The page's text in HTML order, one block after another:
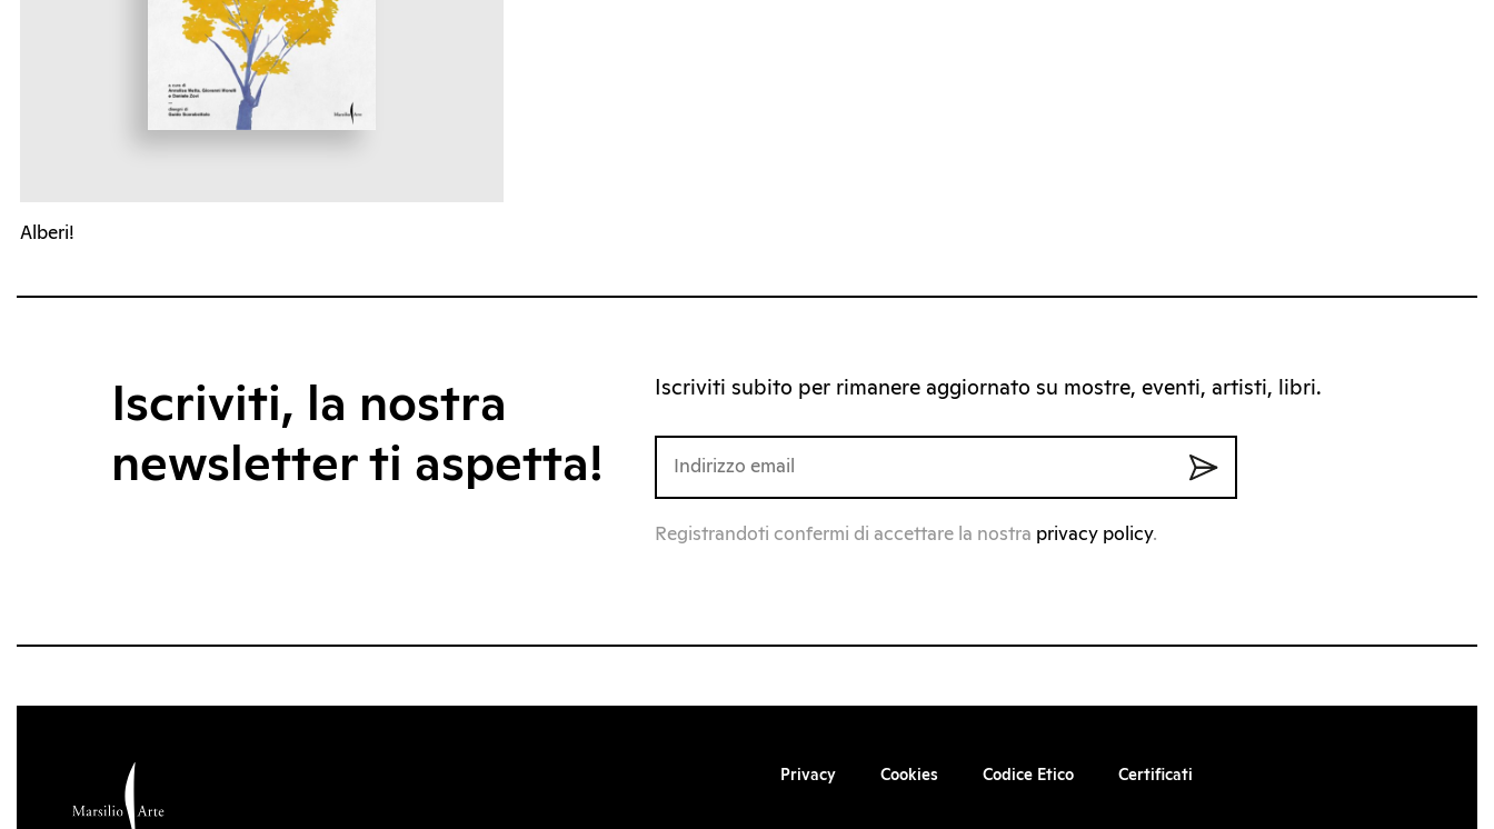
Alberi!
Iscriviti, la nostra
newsletter ti aspetta!
Iscriviti subito per rimanere aggiornato su mostre, eventi, artisti, libri.
Registrandoti confermi di accettare la nostra privacy policy.
Privacy Cookies Codice Etico Certificati